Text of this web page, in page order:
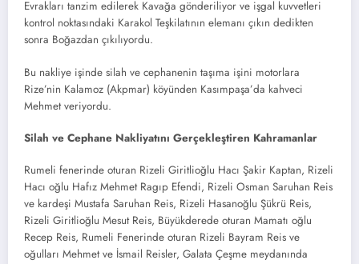
Evrakları tanzim edilerek Kavağa gönderiliyor ve işgal kuvvetleri
kontrol noktasındaki Karakol Teşkilatının elemanı çıkın dedikten
sonra Boğazdan çıkılıyordu.
Bu nakliye işinde silah ve cephanenin taşıma işini motorlara
Rize’nin Kalamoz (Akpmar) köyünden Kasımpaşa’da kahveci
Mehmet veriyordu.
Silah ve Cephane Nakliyatını Gerçekleştiren Kahramanlar
Rumeli fenerinde oturan Rizeli Giritlioğlu Hacı Şakir Kaptan, Rizeli
Hacı oğlu Hafız Mehmet Ragıp Efendi, Rizeli Osman Saruhan Reis
ve kardeşi Mustafa Saruhan Reis, Rizeli Hasanoğlu Şükrü Reis,
Rizeli Giritlioğlu Mesut Reis, Büyükderede oturan Mamatı oğlu
Recep Reis, Rumeli Fenerinde oturan Rizeli Bayram Reis ve
oğulları Mehmet ve İsmail Reisler, Galata Çeşme meydanında